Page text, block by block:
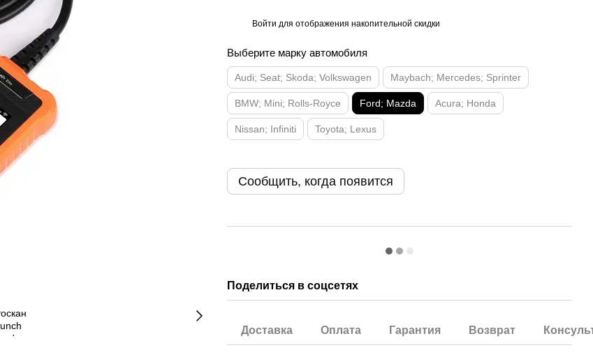
Войти для отображения накопительной скидки
Выберите марку автомобиля
Audi; Seat; Skoda; Volkswagen Maybach; Mercedes; Sprinter
BMW; Mini; Rolls-Royce Ford; Mazda Acura; Honda
Nissan; Infiniti Toyota; Lexus
Сообщить, когда появится
Поделиться в соцсетях
Доставка Оплата Гарантия Возврат